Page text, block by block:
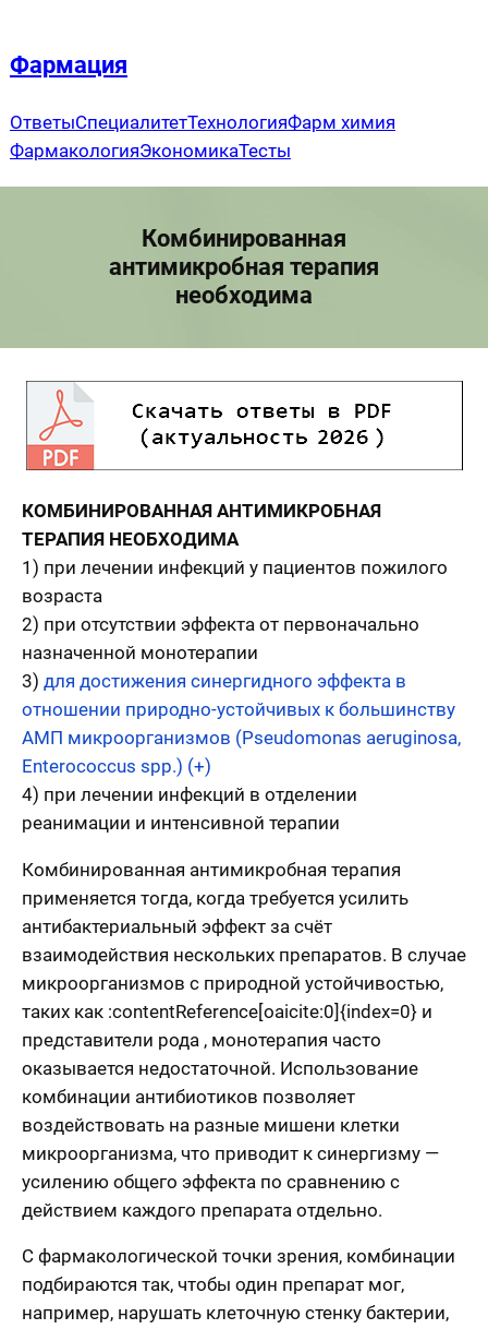
содержимому
Фармация
ОтветыСпециалитетТехнологияФарм химия
ФармакологияЭкономикаТесты
Комбинированная
антимикробная терапия
необходима
КОМБИНИРОВАННАЯ АНТИМИКРОБНАЯ
ТЕРАПИЯ НЕОБХОДИМА
1) при лечении инфекций у пациентов пожилого
возраста
2) при отсутствии эффекта от первоначально
назначенной монотерапии
3) для достижения синергидного эффекта в
отношении природно-устойчивых к большинству
АМП микроорганизмов (Pseudomonas aeruginosa,
Enterococcus spp.) (+)
4) при лечении инфекций в отделении
реанимации и интенсивной терапии
Комбинированная антимикробная терапия
применяется тогда, когда требуется усилить
антибактериальный эффект за счёт
взаимодействия нескольких препаратов. В случае
микроорганизмов с природной устойчивостью,
таких как :contentReference[oaicite:0]{index=0} и
представители рода , монотерапия часто
оказывается недостаточной. Использование
комбинации антибиотиков позволяет
воздействовать на разные мишени клетки
микроорганизма, что приводит к синергизму —
усилению общего эффекта по сравнению с
действием каждого препарата отдельно.
С фармакологической точки зрения, комбинации
подбираются так, чтобы один препарат мог,
например, нарушать клеточную стенку бактерии,